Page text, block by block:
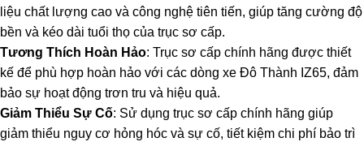
liệu chất lượng cao và công nghệ tiên tiến, giúp tăng cường độ
bền và kéo dài tuổi thọ của trục sơ cấp.
Tương Thích Hoàn Hảo: Trục sơ cấp chính hãng được thiết
kế để phù hợp hoàn hảo với các dòng xe Đô Thành IZ65, đảm
bảo sự hoạt động trơn tru và hiệu quả.
Giảm Thiểu Sự Cố: Sử dụng trục sơ cấp chính hãng giúp
giảm thiểu nguy cơ hỏng hóc và sự cố, tiết kiệm chi phí bảo trì